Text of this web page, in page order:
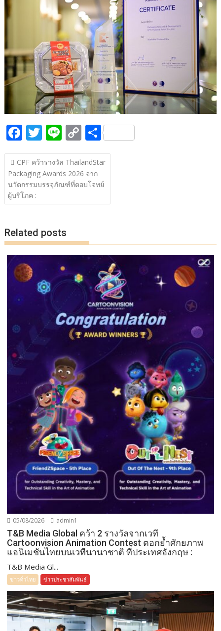
k
Li
n
k
F
ac
e
b
o
o
k
T
w
itt
er
Li
n
e
C
o
p
y
n
S
h
ar
e
แนะแนว
เรื่อง
CPF คว้ารางวัล ThailandStar
Packaging Awards 2026 จาก
นวัตกรรมบรรจุภัณฑ์ที่ตอบโจทย์
ผู้บริโภค :
Related posts
05/08/2026 admin1
T&B Media Global คว้า 2 รางวัลจากเวที
Cartoonvision Animation Contest ตอกย้ำศักยภาพ
แอนิเมชันไทยบนเวทีนานาชาติ ที่ประเทศอังกฤษ :
T&B Media Gl...
ข่าวทั่วไทย ข่าวประชาสัมพันธ์